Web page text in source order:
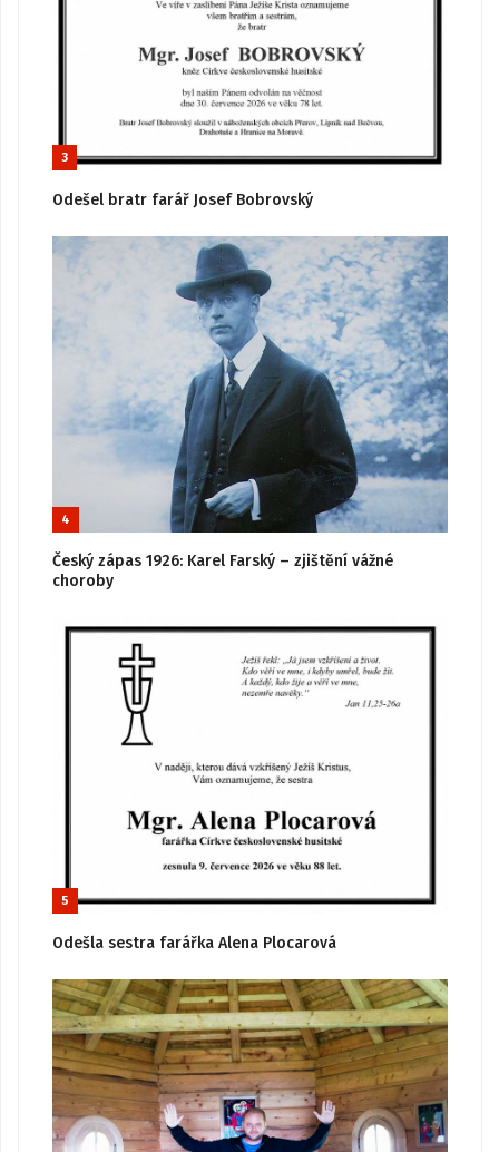
3
Odešel bratr farář Josef Bobrovský
4
Český zápas 1926: Karel Farský – zjištění vážné
choroby
5
Odešla sestra farářka Alena Plocarová